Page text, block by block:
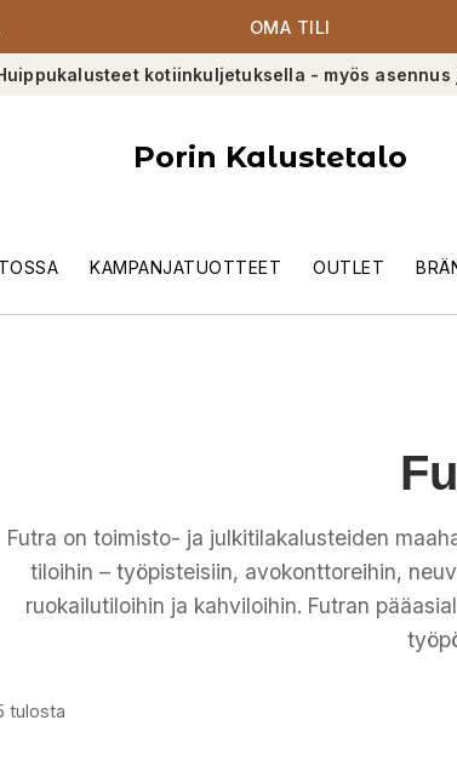
OMA TILI
kotiinkuljetuksella - myös asennus
Porin Kalustetalo
KAMPANJATUOTTEET OUTLET
Futra on toimisto- ja julkitilakalusteiden
tiloihin – työpisteisiin, avokonttoreihin,
ruokailutiloihin ja kahviloihin. Futran
tulosta